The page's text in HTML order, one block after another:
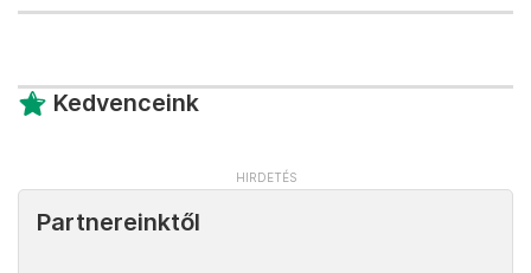
Kedvenceink
Partnereinktől